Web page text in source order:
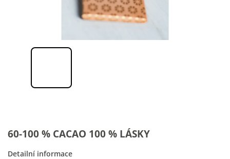
60-100 % CACAO 100 % LÁSKY
Detailní informace